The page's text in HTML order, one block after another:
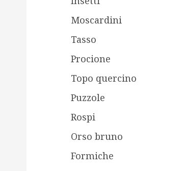
Moscardini
Tasso
Procione
Topo quercino
Puzzole
Rospi
Orso bruno
Formiche